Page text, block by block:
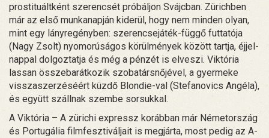
prostituáltként szerencsét próbáljon Svájcban. Zürichben
már az első munkanapján kiderül, hogy nem minden olyan,
mint egy lányregényben: szerencsejáték-függő futtatója
(Nagy Zsolt) nyomorúságos körülmények között tartja, éjjel-
nappal dolgoztatja és még a pénzét is elveszi. Viktória
lassan összebarátkozik szobatársnőjével, a gyermeke
visszaszerzéséért küzdő Blondie-val (Stefanovics Angéla),
és együtt szállnak szembe sorsukkal.
A Viktória – A zürichi expressz korábban már Németország
és Portugália filmfesztiváljait is megjárta, most pedig az A-